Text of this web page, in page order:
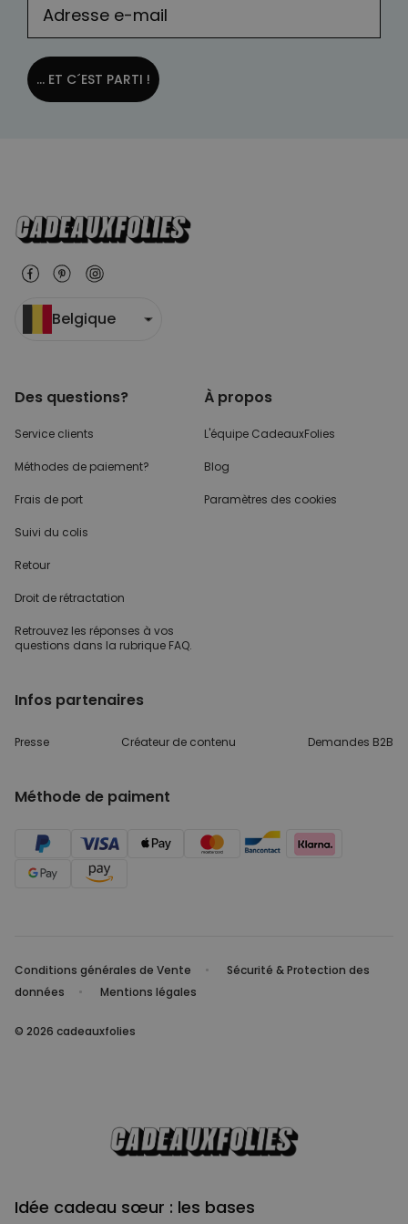
... ET C´EST PARTI !
Belgique
Des questions?
Service clients
Méthodes de paiement?
Frais de port
Suivi du colis
Retour
Droit de rétractation
Retrouvez les réponses à vos
questions dans la rubrique FAQ.
À propos
L'équipe CadeauxFolies
Blog
Paramètres des cookies
Infos partenaires
Presse Créateur de contenu Demandes B2B
Méthode de paiment
Conditions générales de Vente
Sécurité & Protection des
données
Mentions légales
© 2026 cadeauxfolies
Idée cadeau sœur : les bases